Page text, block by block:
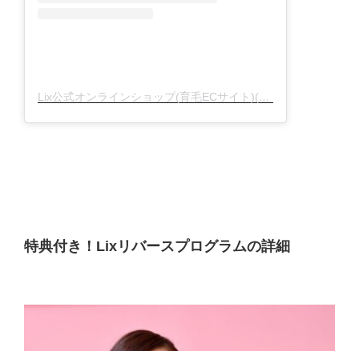
Lix公式オンラインショップ(育毛ECサイト)(@lixscalp)がシェアした投稿
特典付き！Lixリバースプログラムの詳細